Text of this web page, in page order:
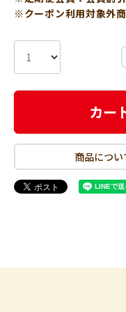
※クーポン利用対象外
カー
商品につ